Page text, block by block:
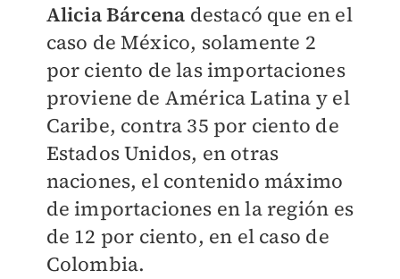
Alicia Bárcena destacó que en el
caso de México, solamente 2
por ciento de las importaciones
proviene de América Latina y el
Caribe, contra 35 por ciento de
Estados Unidos, en otras
naciones, el contenido máximo
de importaciones en la región es
de 12 por ciento, en el caso de
Colombia.